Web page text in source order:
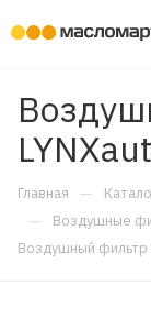
Главная —
— Воздушные
Воздушный фильтр